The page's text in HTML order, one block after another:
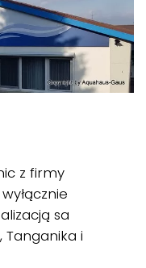
z firmy
sa
Tanganika i